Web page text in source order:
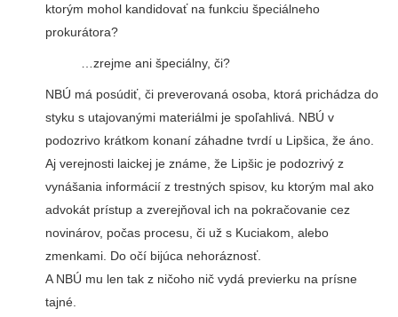
ktorým mohol kandidovať na funkciu špeciálneho
prokurátora?
…zrejme ani špeciálny, či?
NBÚ má posúdiť, či preverovaná osoba, ktorá prichádza do
styku s utajovanými materiálmi je spoľahlivá. NBÚ v
podozrivo krátkom konaní záhadne tvrdí u Lipšica, že áno.
Aj verejnosti laickej je známe, že Lipšic je podozrivý z
vynášania informácií z trestných spisov, ku ktorým mal ako
advokát prístup a zverejňoval ich na pokračovanie cez
novinárov, počas procesu, či už s Kuciakom, alebo
zmenkami. Do očí bijúca nehoráznosť.
A NBÚ mu len tak z ničoho nič vydá previerku na prísne
tajné.